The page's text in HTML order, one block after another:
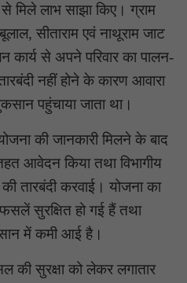
से मिले लाभ साझा किए। ग्राम
सीताराम एवं नाथूराम जाट
कार्य से अपने परिवार का पालन-
नहीं होने के कारण आवारा
पहुंचाया जाता था।
की जानकारी मिलने के बाद
आवेदन किया तथा विभागीय
तारबंदी करवाई। योजना का
सुरक्षित हो गई हैं तथा
में कमी आई है।
की सुरक्षा को लेकर लगातार